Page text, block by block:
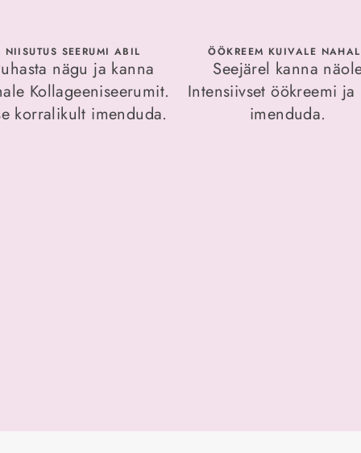
NIISUTUS SEERUMI ABIL
nägu ja kanna
Kollageeniseerumit.
korralikult imenduda.
ÖÖKREEM KUIVALE
Seejärel kanna
Intensiivset öökreemi ja
imenduda.